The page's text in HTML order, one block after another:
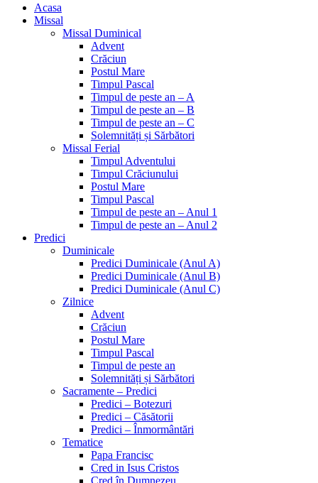
Acasa
Missal
Missal Duminical
Advent
Crăciun
Postul Mare
Timpul Pascal
Timpul de peste an – A
Timpul de peste an – B
Timpul de peste an – C
Solemnități și Sărbători
Missal Ferial
Timpul Adventului
Timpul Crăciunului
Postul Mare
Timpul Pascal
Timpul de peste an – Anul 1
Timpul de peste an – Anul 2
Predici
Duminicale
Predici Duminicale (Anul A)
Predici Duminicale (Anul B)
Predici Duminicale (Anul C)
Zilnice
Advent
Crăciun
Postul Mare
Timpul Pascal
Timpul de peste an
Solemnități și Sărbători
Sacramente – Predici
Predici – Botezuri
Predici – Căsătorii
Predici – Înmormântări
Tematice
Papa Francisc
Cred in Isus Cristos
Cred în Dumnezeu